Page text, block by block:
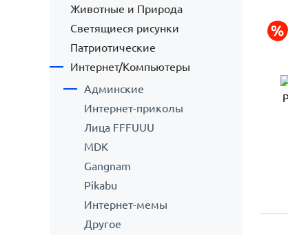
Животные и Природа
Светящиеся рисунки
Патриотические
Интернет/Компьютеры
Админские
Интернет-приколы
Лица FFFUUU
MDK
Gangnam
Pikabu
Интернет-мемы
Другое